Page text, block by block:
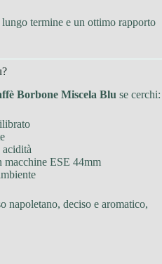
termine e un ottimo rapporto
Borbone Miscela Blu se cerchi:
acidità
macchine ESE 44mm
napoletano, deciso e aromatico,